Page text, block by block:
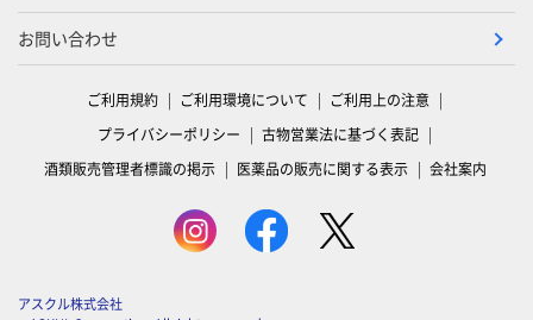
お問い合わせ
ご利用規約 ご利用環境について
ご利用上の注意
プライバシーポリシー
古物営業法に基づく表記
酒類販売管理者標識の掲示
医薬品の販売に関する表示 会社案内
アスクル株式会社